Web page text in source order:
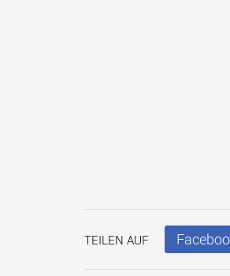
TEILEN AUF